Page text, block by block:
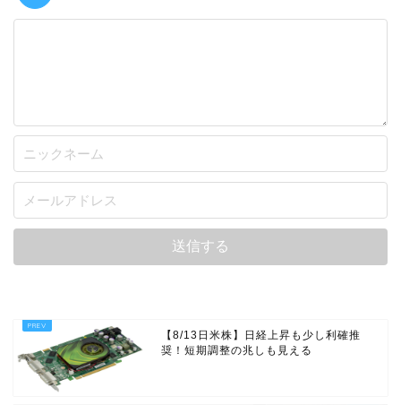
【8/13日米株】日経上昇も少し利確推
奨！短期調整の兆しも見える